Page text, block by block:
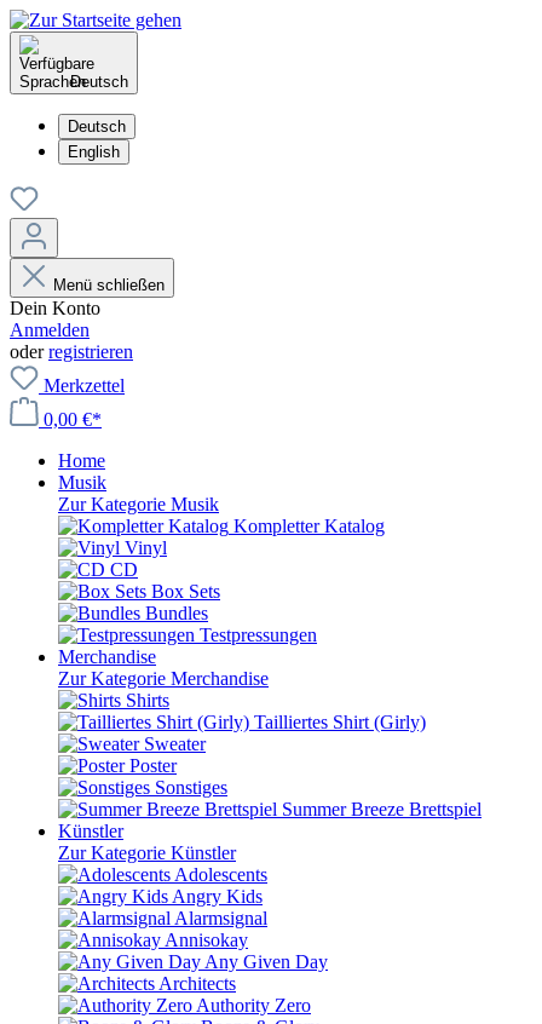
Deutsch
Deutsch
English
Menü schließen
Dein Konto
Anmelden
oderregistrieren
Merkzettel
0,00 €*
Home
Musik
Zur Kategorie Musik
Kompletter Katalog
Vinyl
CD
Box Sets
Bundles
Testpressungen
Merchandise
Zur Kategorie Merchandise
Shirts
Tailliertes Shirt (Girly)
Sweater
Poster
Sonstiges
Summer Breeze Brettspiel
Künstler
Zur Kategorie Künstler
Adolescents
Angry Kids
Alarmsignal
Annisokay
Any Given Day
Architects
Authority Zero